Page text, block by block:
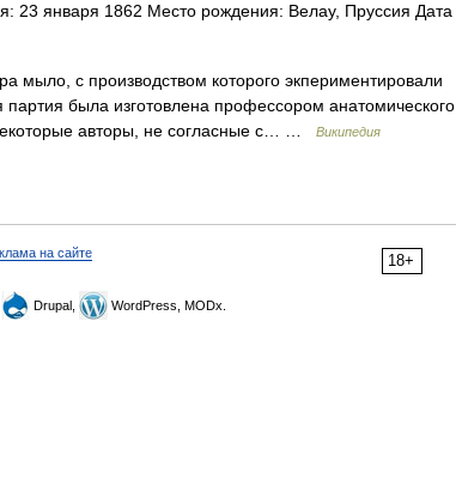
23 января 1862 Место рождения: Велау, Пруссия Дата
мыло, с производством которого экпериментировали
была изготовлена профессором анатомического
авторы, не согласные с… …
Википедия
18+
на сайте
Drupal, WordPress, MODx.